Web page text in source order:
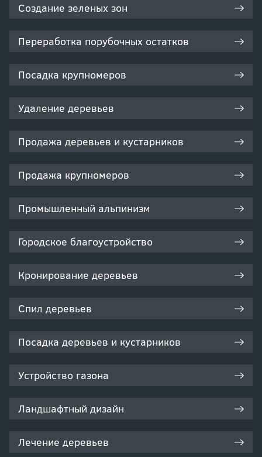
Создание зеленых зон
Переработка порубочных остатков
Посадка крупномеров
Удаление деревьев
Продажа деревьев и кустарников
Продажа крупномеров
Промышленный альпинизм
Городское благоустройство
Кронирование деревьев
Спил деревьев
Посадка деревьев и кустарников
Устройство газона
Ландшафтный дизайн
Лечение деревьев